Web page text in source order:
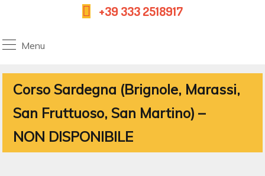
+39 333 2518917
Menu
Corso Sardegna (Brignole, Marassi,
San Fruttuoso, San Martino) –
NON DISPONIBILE